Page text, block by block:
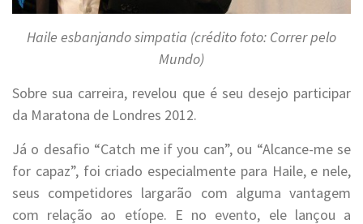
Haile esbanjando simpatia (crédito foto: Correr pelo
Mundo)
Sobre sua carreira, revelou que é seu desejo participar
da Maratona de Londres 2012.
Já o desafio “Catch me if you can”, ou “Alcance-me se
for capaz”, foi criado especialmente para Haile, e nele,
seus competidores largarão com alguma vantagem
com relação ao etíope. E no evento, ele lançou a